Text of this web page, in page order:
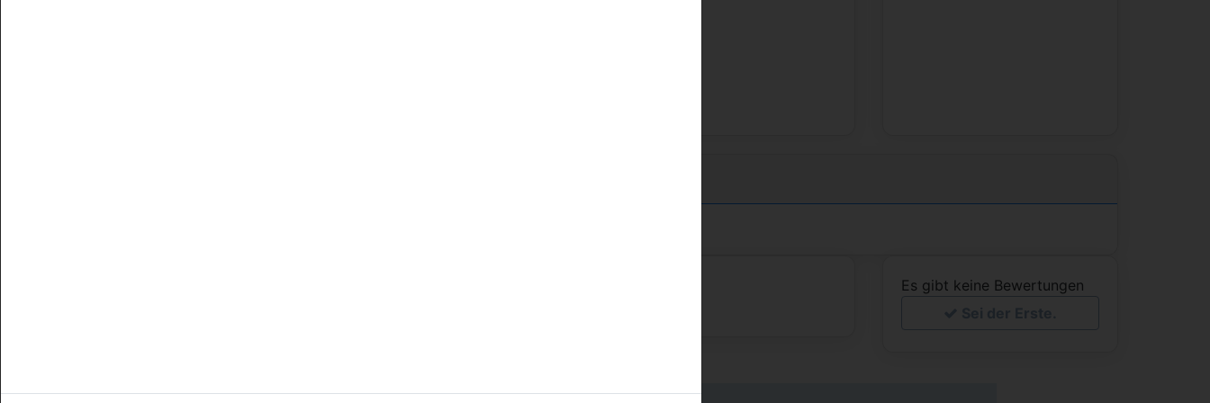
Es gibt keine Bewertungen